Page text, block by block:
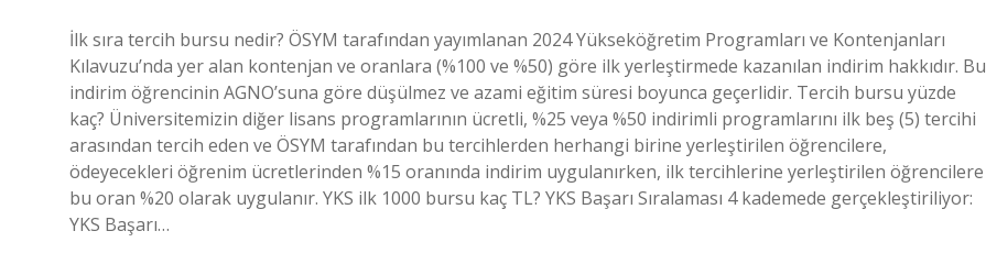
İlk sıra tercih bursu nedir? ÖSYM tarafından yayımlanan 2024 Yükseköğretim Programları ve Kontenjanları
Kılavuzu’nda yer alan kontenjan ve oranlara (%100 ve %50) göre ilk yerleştirmede kazanılan indirim hakkıdır. Bu
indirim öğrencinin AGNO’suna göre düşülmez ve azami eğitim süresi boyunca geçerlidir. Tercih bursu yüzde
kaç? Üniversitemizin diğer lisans programlarının ücretli, %25 veya %50 indirimli programlarını ilk beş (5) tercihi
arasından tercih eden ve ÖSYM tarafından bu tercihlerden herhangi birine yerleştirilen öğrencilere,
ödeyecekleri öğrenim ücretlerinden %15 oranında indirim uygulanırken, ilk tercihlerine yerleştirilen öğrencilere
bu oran %20 olarak uygulanır. YKS ilk 1000 bursu kaç TL? YKS Başarı Sıralaması 4 kademede gerçekleştiriliyor:
YKS Başarı…